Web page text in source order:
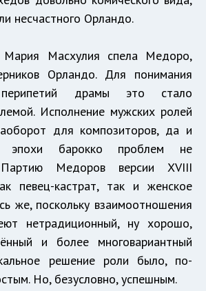
несчастного Орландо.
Мария Масхулия спела Медоро,
Орландо. Для понимания
перипетий драмы это стало
Исполнение мужских ролей
для композиторов, да и
эпохи барокко проблем не
Партию Медоров версии XVIII
певец-кастрат, так и женское
же, поскольку взаимоотношения
нетрадиционный, ну хорошо,
и более многовариантный
решение роли было, по-
Но, безусловно, успешным.